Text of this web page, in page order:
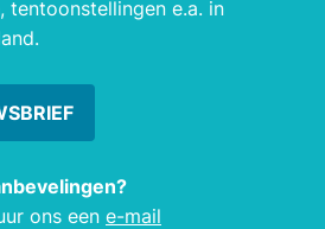
tentoonstellingen e.a. in
ons een e-mail